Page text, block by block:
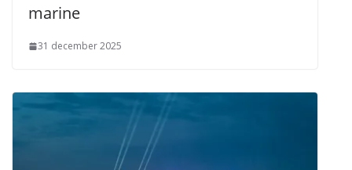
marine
31 december 2025